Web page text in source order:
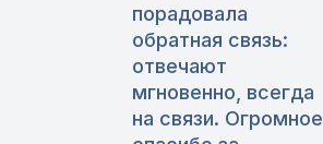
порадовала
обратная связь:
отвечают
мгновенно, всегда
на связи. Огромное